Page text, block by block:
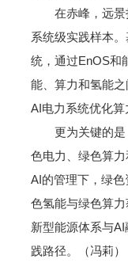
在赤峰，远景
系统级实践样本
统，通过EnOS和
能、算力和氢能
AI电力系统优化算
更为关键的
色电力、绿色算
AI的管理下，绿
色氢能与绿色算
新型能源体系与
践路径。（冯莉）